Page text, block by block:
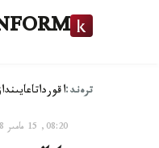
ترەند:اقوردا
08:20, 15 مامىر 2018